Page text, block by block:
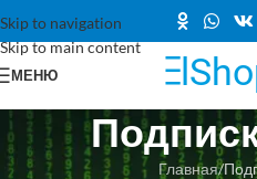
Skip to navigation
Skip to main content
МЕНЮ
Главная